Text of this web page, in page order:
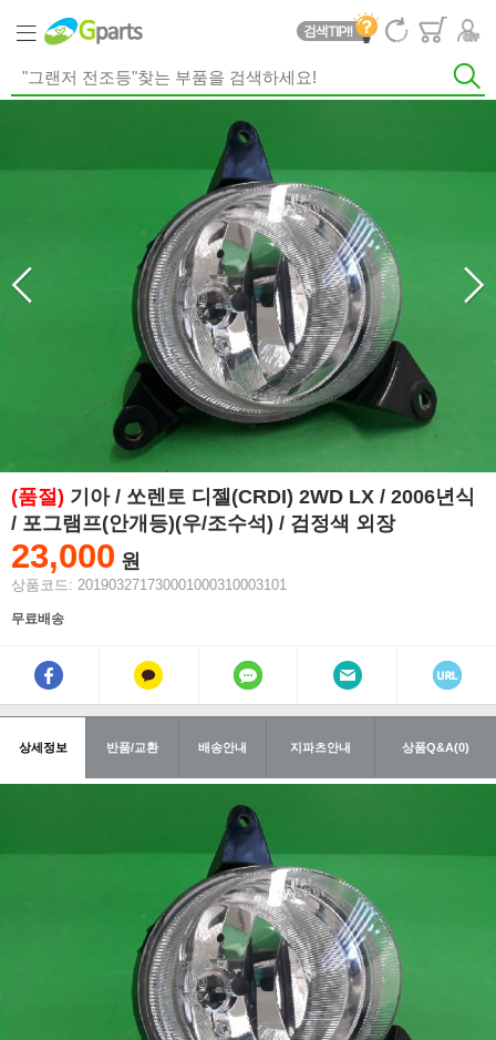
(품절) 기아 / 쏘렌토 디젤(CRDI) 2WD LX / 2006년식
/ 포그램프(안개등)(우/조수석) / 검정색 외장
23,000 원
상품코드: 201903271730001000310003101
무료배송
상세정보 반품/교환 배송안내 지파츠안내 상품Q&A(0)